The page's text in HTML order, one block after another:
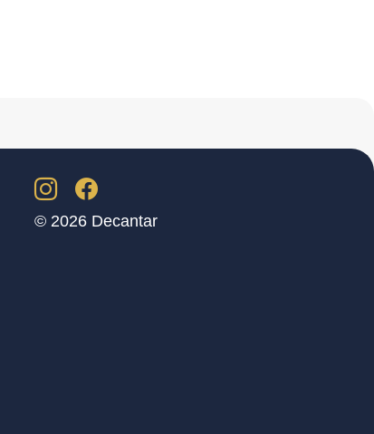
© 2026 Decantar